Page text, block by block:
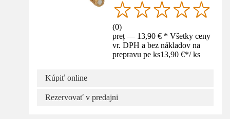
(0)
preț — 13,90 € * Všetky ceny
vr. DPH a bez nákladov na
prepravu pe ks13,90 €*/ ks
Kúpiť online
Rezervovať v predajni